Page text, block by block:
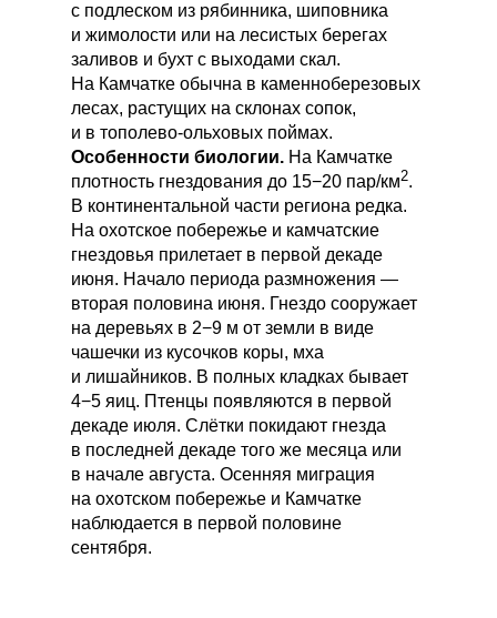
с подлеском из рябинника, шиповника
и жимолости или на лесистых берегах
заливов и бухт с выходами скал.
На Камчатке обычна в каменноберезовых
лесах, растущих на склонах сопок,
и в тополево-ольховых поймах.
Особенности биологии. На Камчатке
плотность гнездования до 15−20 пар/км2.
В континентальной части региона редка.
На охотское побережье и камчатские
гнездовья прилетает в первой декаде
июня. Начало периода размножения —
вторая половина июня. Гнездо сооружает
на деревьях в 2−9 м от земли в виде
чашечки из кусочков коры, мха
и лишайников. В полных кладках бывает
4−5 яиц. Птенцы появляются в первой
декаде июля. Слётки покидают гнезда
в последней декаде того же месяца или
в начале августа. Осенняя миграция
на охотском побережье и Камчатке
наблюдается в первой половине
сентября.